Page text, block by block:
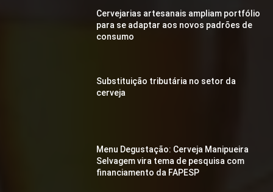
Cervejarias artesanais ampliam portfólio
para se adaptar aos novos padrões de
consumo
Substituição tributária no setor da
cerveja
Menu Degustação: Cerveja Manipueira
Selvagem vira tema de pesquisa com
financiamento da FAPESP